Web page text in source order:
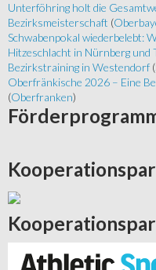
Unterföhring holt die
Bezirksmeisterschaft (
Schwabenpokal wiederbelebt:
Hitzeschlacht in Nürnberg und
Bezirkstraining in Westendorf (
Oberfränkische 2026 – Eine
(Oberfranken)